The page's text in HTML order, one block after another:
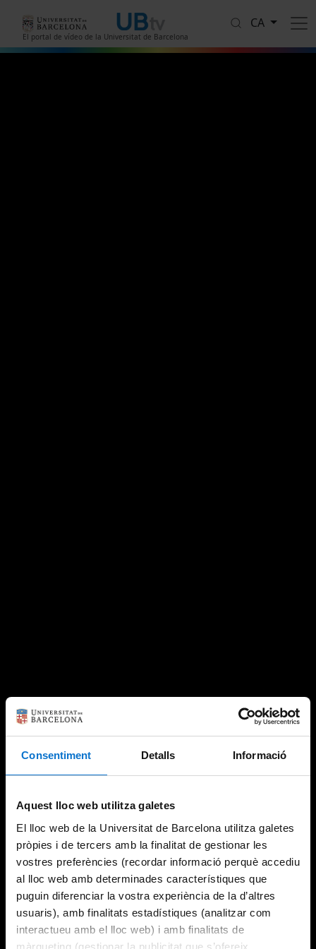
Consentiment Detalls Informació
Aquest lloc web utilitza galetes
El lloc web de la Universitat de Barcelona utilitza galetes
pròpies i de tercers amb la finalitat de gestionar les
vostres preferències (recordar informació perquè accediu
al lloc web amb determinades característiques que
puguin diferenciar la vostra experiència de la d’altres
usuaris), amb finalitats estadístiques (analitzar com
interactueu amb el lloc web) i amb finalitats de
màrqueting (gestionar la publicitat que s’ofereix
El portal de vídeo de la Universitat de Barcelona
CA